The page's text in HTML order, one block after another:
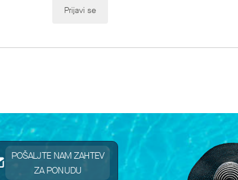
Prijavi se
POŠALJTE NAM ZAHTEV
ZA PONUDU